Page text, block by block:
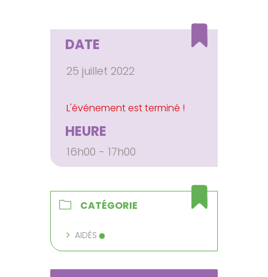
DATE
25 juillet 2022
HEURE
16h00 - 17h00
CATÉGORIE
AIDÉS